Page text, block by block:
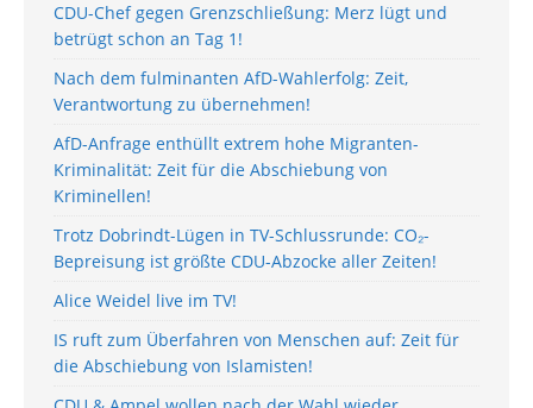
CDU-Chef gegen Grenzschließung: Merz lügt und
betrügt schon an Tag 1!
Nach dem fulminanten AfD-Wahlerfolg: Zeit,
Verantwortung zu übernehmen!
AfD-Anfrage enthüllt extrem hohe Migranten-
Kriminalität: Zeit für die Abschiebung von
Kriminellen!
Trotz Dobrindt-Lügen in TV-Schlussrunde: CO₂-
Bepreisung ist größte CDU-Abzocke aller Zeiten!
Alice Weidel live im TV!
IS ruft zum Überfahren von Menschen auf: Zeit für
die Abschiebung von Islamisten!